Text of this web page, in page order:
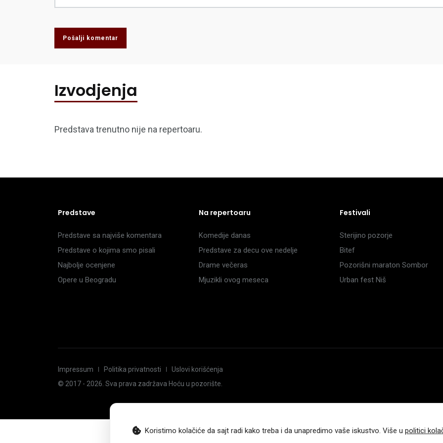
Pošalji komentar
Izvodjenja
Predstava trenutno nije na repertoaru.
Koristimo kolačiće da sajt radi kako treba i da unapredimo vaše iskustvo. Više u politici
Predstave
Predstave sa najviše komentara
Predstave o kojima smo pisali
Najbolje ocenjene
Opere u Beogradu
Na repertoaru
Komedije danas
Predstave za decu ove nedelje
Drame večeras
Mjuzikli ovog meseca
Festivali
Sterijino pozorje
Bitef
Pozorišni maraton Sombor
Urban fest Niš
Impressum Politika privatnosti
Uslovi korišćenja
© 2017 - 2026 . Sva prava zadržava Hoću u pozorište.